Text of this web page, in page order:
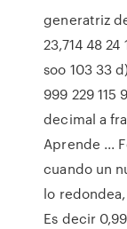
generatriz
23,714 48 24
soo 103 33
999 229 115
decimal a
Aprende ...
cuando un
lo
Es decir